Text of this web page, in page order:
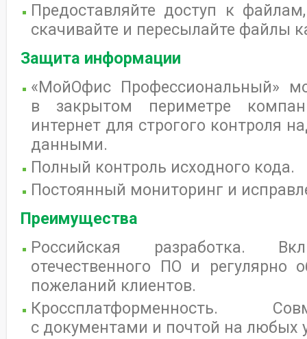
Предоставляйте доступ к
скачивайте и пересылайте файлы
Защита информации
«МойОфис Профессиональный»
в закрытом периметре
интернет для строгого контроля
данными.
Полный контроль исходного кода.
Постоянный мониторинг и
Преимущества
Российская разработка.
отечественного ПО и регулярно
пожеланий клиентов.
Кроссплатформенность.
с документами и почтой на любых